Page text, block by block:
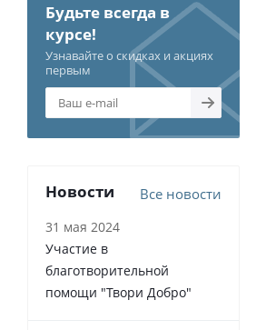
Будьте всегда в
курсе!
Узнавайте о скидках и акциях
первым
Новости Все новости
31 мая 2024
Участие в
благотворительной
помощи "Твори Добро"